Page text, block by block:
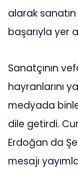
alarak
başarıyla yer
Sanatçının
hayranlarını
medyada
dile getirdi.
Erdoğan da
mesajı